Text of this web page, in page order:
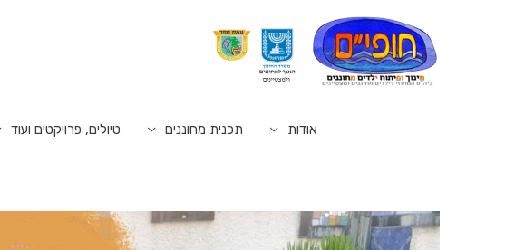
אודות תכנית מחוננים טיולים, פרויקטים ועוד